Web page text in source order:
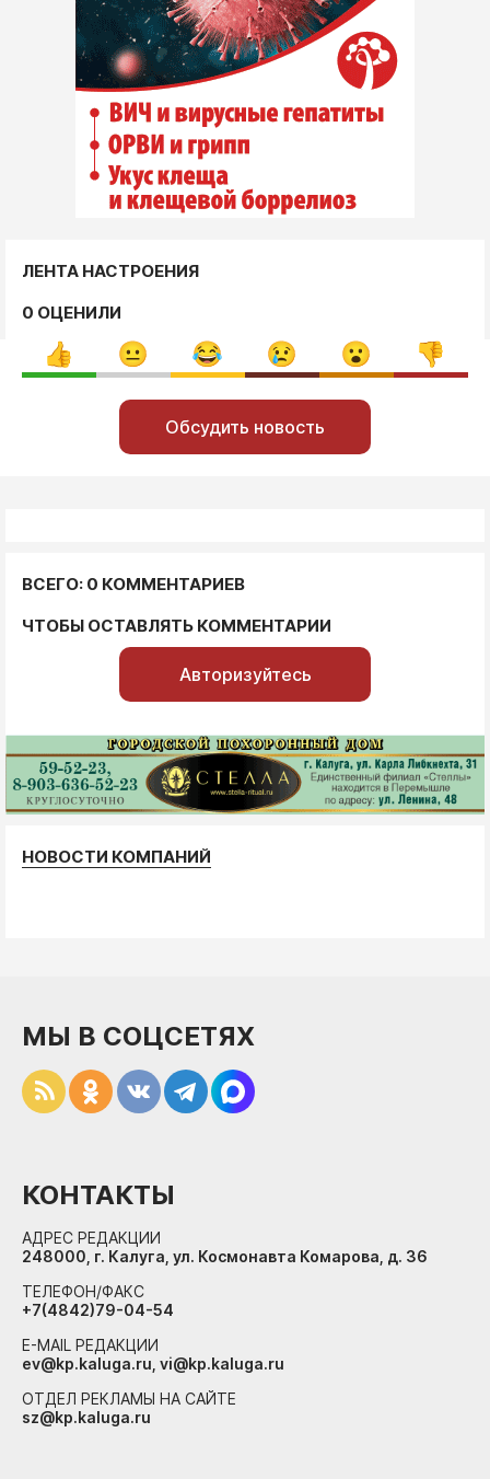
ЛЕНТА НАСТРОЕНИЯ
0 ОЦЕНИЛИ
Обсудить новость
ВСЕГО: 0 КОММЕНТАРИЕВ
ЧТОБЫ ОСТАВЛЯТЬ КОММЕНТАРИИ
Авторизуйтесь
НОВОСТИ КОМПАНИЙ
МЫ В СОЦСЕТЯХ
КОНТАКТЫ
АДРЕС РЕДАКЦИИ
248000, г. Калуга, ул. Космонавта Комарова, д. 36
ТЕЛЕФОН/ФАКС
+7(4842)79-04-54
E-MAIL РЕДАКЦИИ
ev@kp.kaluga.ru, vi@kp.kaluga.ru
ОТДЕЛ РЕКЛАМЫ НА САЙТЕ
sz@kp.kaluga.ru